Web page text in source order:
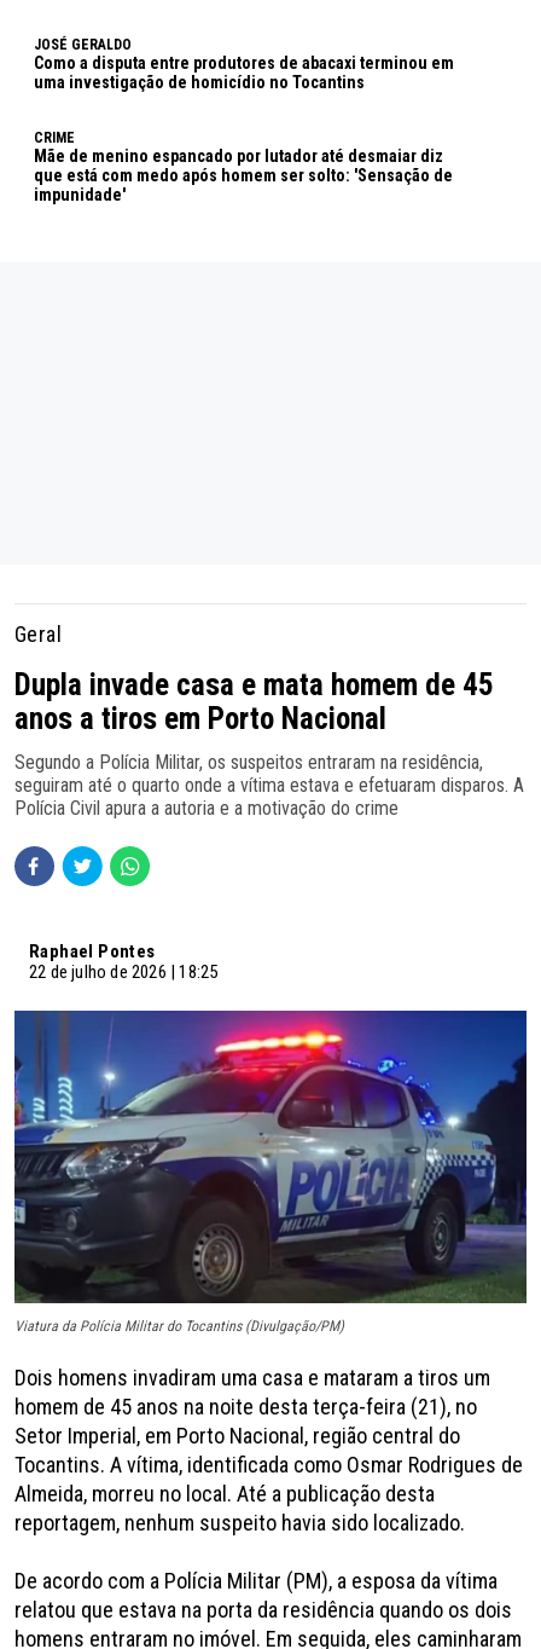
JOSÉ GERALDO
Como a disputa entre produtores de abacaxi terminou em
uma investigação de homicídio no Tocantins
CRIME
Mãe de menino espancado por lutador até desmaiar diz
que está com medo após homem ser solto: 'Sensação de
impunidade'
Geral
Dupla invade casa e mata homem de 45
anos a tiros em Porto Nacional
Segundo a Polícia Militar, os suspeitos entraram na residência,
seguiram até o quarto onde a vítima estava e efetuaram disparos. A
Polícia Civil apura a autoria e a motivação do crime
Raphael Pontes
22 de julho de 2026 | 18:25
Viatura da Polícia Militar do Tocantins (Divulgação/PM)
Dois homens invadiram uma casa e mataram a tiros um
homem de 45 anos na noite desta terça-feira (21), no
Setor Imperial, em Porto Nacional, região central do
Tocantins. A vítima, identificada como Osmar Rodrigues de
Almeida, morreu no local. Até a publicação desta
reportagem, nenhum suspeito havia sido localizado.
De acordo com a Polícia Militar (PM), a esposa da vítima
relatou que estava na porta da residência quando os dois
homens entraram no imóvel. Em seguida, eles caminharam